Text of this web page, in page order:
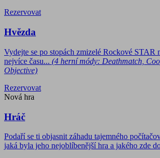
Rezervovat
Hvězda
Vydejte se po stopách zmizelé Rockové STAR
nejvíce času... (4 herní módy: Deathmatch,
Objective)
Rezervovat
Nová hra
Hráč
Podaří se ti objasnit záhadu tajemného
jaká byla jeho nejoblíbenější hra a jakého zde